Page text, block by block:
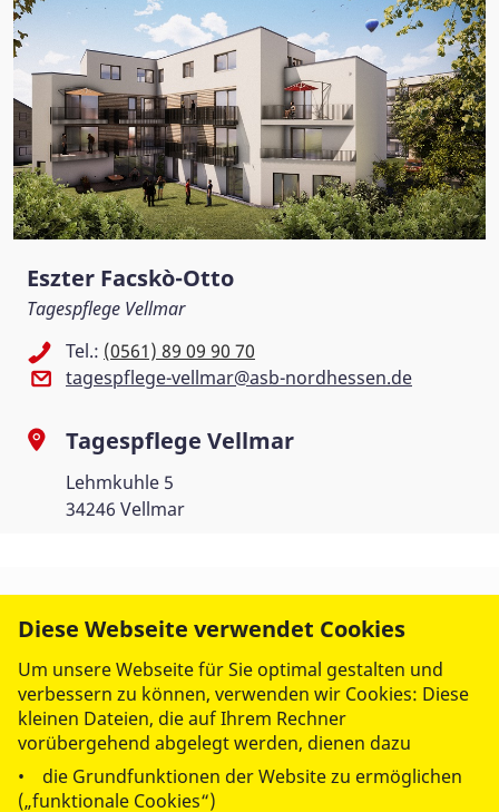
Eszter Facskò-Otto
Tagespflege Vellmar
Tel.: (0561) 89 09 90 70
tagespflege-vellmar@asb-nordhessen.de
Tagespflege Vellmar
Lehmkuhle 5
34246 Vellmar
Diese Webseite verwendet Cookies
Um unsere Webseite für Sie optimal gestalten und
verbessern zu können, verwenden wir Cookies: Diese
kleinen Dateien, die auf Ihrem Rechner
vorübergehend abgelegt werden, dienen dazu
• die Grundfunktionen der Website zu ermöglichen
(„funktionale Cookies“)